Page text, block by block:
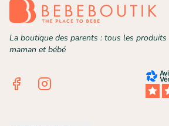
La boutique des parents : tous les
maman et bébé
FacebookInstagram